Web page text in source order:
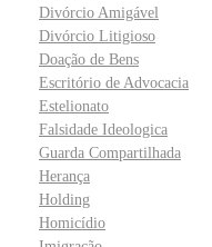
Divórcio Amigável
Divórcio Litigioso
Doação de Bens
Escritório de Advocacia
Estelionato
Falsidade Ideologica
Guarda Compartilhada
Herança
Holding
Homicídio